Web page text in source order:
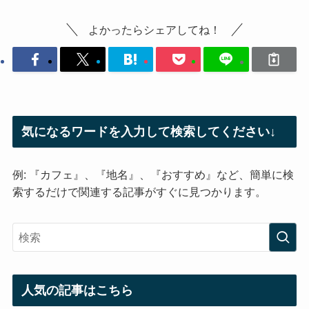
よかったらシェアしてね！
気になるワードを入力して検索してください↓
例: 『カフェ』、『地名』、『おすすめ』など、簡単に検
索するだけで関連する記事がすぐに見つかります。
人気の記事はこちら